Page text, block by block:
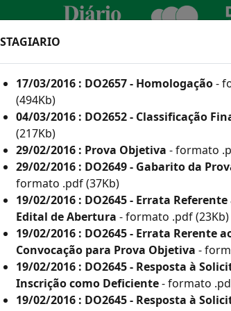
aqui os editais
Inscritos Como Deficientes por Ano
Ano
17/03/2016 : DO2657 - Homologação-
(494Kb)
04/03/2016 : DO2652 - Classificação
(217Kb)
29/02/2016 : Prova Objetiva - formato
29/02/2016 : DO2649 - Gabarito da
formato .pdf (37Kb)
19/02/2016 : DO2645 - Errata
Edital de Abertura - formato .pdf (23Kb)
19/02/2016 : DO2645 - Errata Rerente
Convocação para Prova Objetiva -
19/02/2016 : DO2645 - Resposta à
Inscrição como Deficiente- formato
19/02/2016 : DO2645 - Resposta à